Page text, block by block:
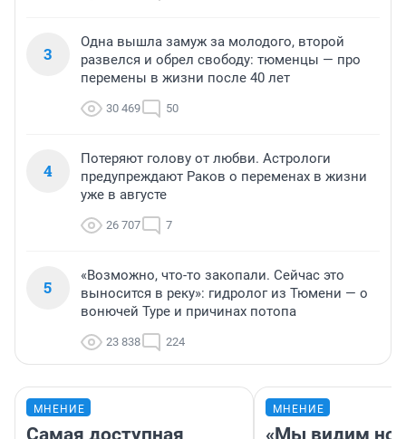
3
Одна вышла замуж за молодого, второй
развелся и обрел свободу: тюменцы — про
перемены в жизни после 40 лет
30 469 50
4
Потеряют голову от любви. Астрологи
предупреждают Раков о переменах в жизни
уже в августе
26 707 7
5
«Возможно, что-то закопали. Сейчас это
выносится в реку»: гидролог из Тюмени — о
вонючей Туре и причинах потопа
23 838 224
МНЕНИЕ
Самая доступная
МНЕНИЕ
«Мы видим